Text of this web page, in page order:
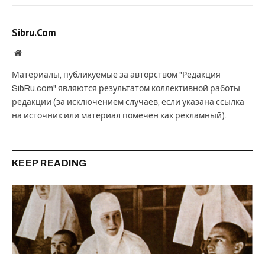
Sibru.Com
Website
Материалы, публикуемые за авторством "Редакция
SibRu.com" являются результатом коллективной работы
редакции (за исключением случаев, если указана ссылка
на источник или материал помечен как рекламный).
KEEP READING